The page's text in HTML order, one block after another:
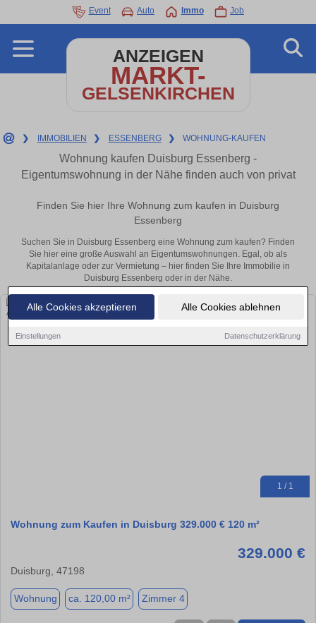
Alle Cookies akzeptieren Alle Cookies ablehnen
Einstellungen Datenschutzerklärung
Event Auto Immo Job
ANZEIGEN
MARKT-
GELSENKIRCHEN
❯ IMMOBILIEN ❯ ESSENBERG ❯ WOHNUNG-KAUFEN
Wohnung kaufen Duisburg Essenberg -
Eigentumswohnung in der Nähe finden auch von privat
Finden Sie hier Ihre Wohnung zum kaufen in Duisburg
Essenberg
Suchen Sie in Duisburg Essenberg eine Wohnung zum kaufen? Finden
Sie hier eine große Auswahl an Eigentumswohnungen. Egal, ob als
Kapitalanlage oder zur Vermietung – hier finden Sie Ihre Immobilie in
Duisburg Essenberg oder in der Nähe.
1 / 1
Wohnung zum Kaufen in Duisburg 329.000 € 120 m²
329.000 €
Duisburg, 47198
Wohnung ca. 120,00 m² Zimmer 4